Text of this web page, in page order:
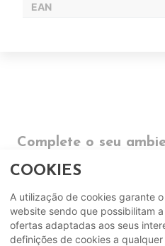
EAN
Complete o seu
COMPLEMENTOS
SUGERIDOS
COOKIES
A utilização de cookies garante
website sendo que possibilitam
ofertas adaptadas aos seus
definições de cookies a qualquer